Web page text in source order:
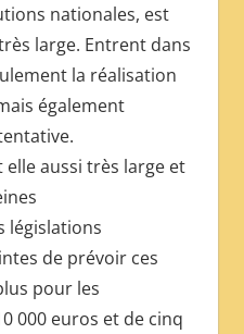
nationales, est
large. Entrent dans
la réalisation
également
elle aussi très large et
législations
de prévoir ces
pour les
000 euros et de cinq